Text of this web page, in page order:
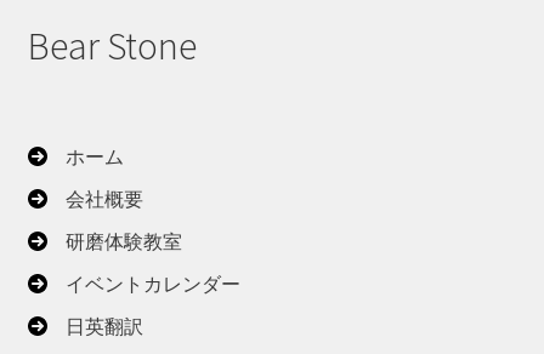
Bear Stone
ホーム
会社概要
研磨体験教室
イベントカレンダー
日英翻訳